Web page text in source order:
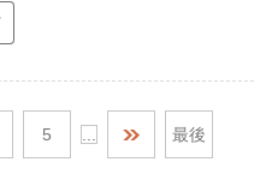
5 ... 最後